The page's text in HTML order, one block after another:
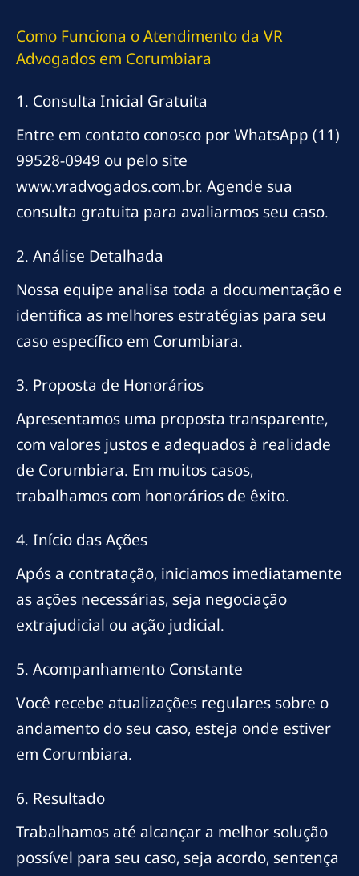
Como Funciona o Atendimento da VR
Advogados em Corumbiara
1. Consulta Inicial Gratuita
Entre em contato conosco por WhatsApp (11)
99528-0949 ou pelo site
www.vradvogados.com.br. Agende sua
consulta gratuita para avaliarmos seu caso.
2. Análise Detalhada
Nossa equipe analisa toda a documentação e
identifica as melhores estratégias para seu
caso específico em Corumbiara.
3. Proposta de Honorários
Apresentamos uma proposta transparente,
com valores justos e adequados à realidade
de Corumbiara. Em muitos casos,
trabalhamos com honorários de êxito.
4. Início das Ações
Após a contratação, iniciamos imediatamente
as ações necessárias, seja negociação
extrajudicial ou ação judicial.
5. Acompanhamento Constante
Você recebe atualizações regulares sobre o
andamento do seu caso, esteja onde estiver
em Corumbiara.
6. Resultado
Trabalhamos até alcançar a melhor solução
possível para seu caso, seja acordo, sentença